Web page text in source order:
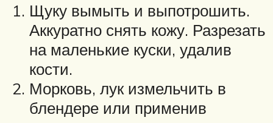
Щуку вымыть и выпотрошить.
Аккуратно снять кожу. Разрезать
на маленькие куски, удалив
кости.
Морковь, лук измельчить в
блендере или применив